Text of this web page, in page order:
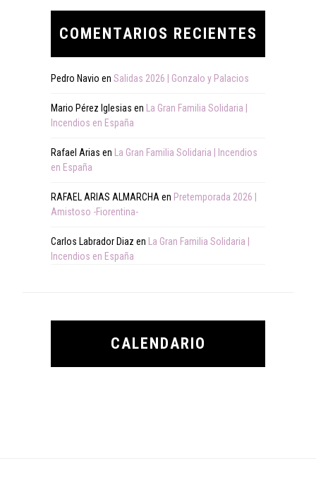
COMENTARIOS RECIENTES
Pedro Navio en Salidas 2026 | Gonzalo y Palacios
Mario Pérez Iglesias en
La Gran Familia Solidaria |
Incendios en España
Rafael Arias en
La Gran Familia Solidaria | Incendios
en España
RAFAEL ARIAS ALMARCHA en Pretemporada 2026 |
Amistoso -Fiorentina-
Carlos Labrador Diaz en
La Gran Familia Solidaria |
Incendios en España
CALENDARIO